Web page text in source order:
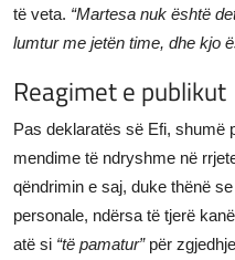
të veta. “Martesa nuk është
lumtur me jetën time, dhe kjo
Reagimet e publikut
Pas deklaratës së Efi, shumë
mendime të ndryshme në
qëndrimin e saj, duke thënë
personale, ndërsa të tjerë
atë si “të pamatur”për